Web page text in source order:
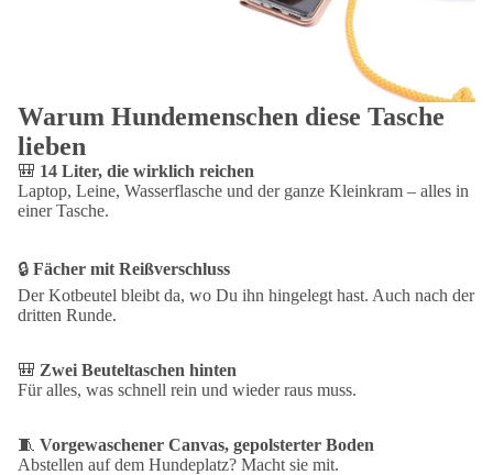
vorgewaschener Canvas, Beschläge mit Antik-Messingeffekt
mit einem feuchten Tuch abwischen, nicht in die Waschmaschine
Ausstattung
Hauptfach mit Reißverschluss
Mehrere Reißverschlusstaschen
Gepolsterter Boden
Verstellbarer Schultergurt
Warum Hundemenschen diese Tasche
lieben
🎒 14 Liter, die wirklich reichen
Laptop, Leine, Wasserflasche und der ganze Kleinkram – alles in
einer Tasche.
🔒 Fächer mit Reißverschluss
Der Kotbeutel bleibt da, wo Du ihn hingelegt hast. Auch nach der
dritten Runde.
🎒 Zwei Beuteltaschen hinten
Für alles, was schnell rein und wieder raus muss.
🧵 Vorgewaschener Canvas, gepolsterter Boden
Abstellen auf dem Hundeplatz? Macht sie mit.